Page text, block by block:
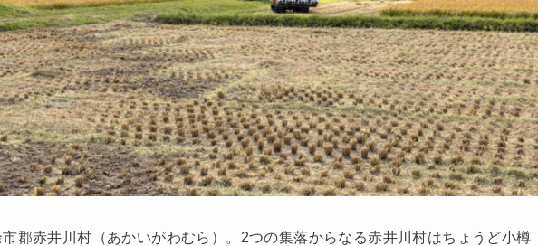
郡赤井川村（あかいがわむら）。2つの集落からなる赤井川村はちょうど小樽